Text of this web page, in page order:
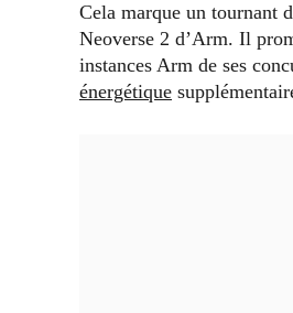
Cela marque un tournant
Neoverse 2 d’Arm. Il
instances Arm de ses
énergétique